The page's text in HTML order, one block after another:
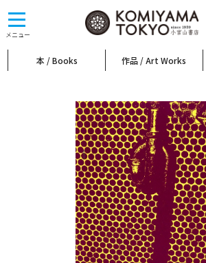
メニュー
toggle
navigation
本 / Books 作品 / Art Works